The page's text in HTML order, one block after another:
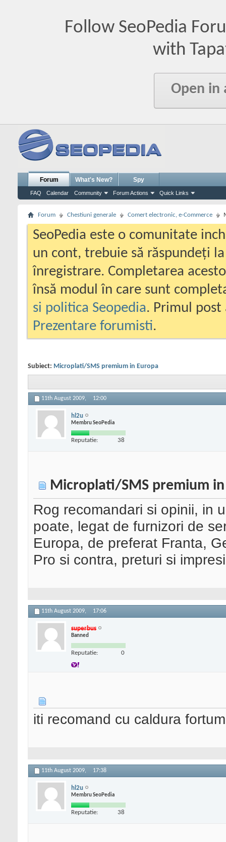
Follow SeoPedia
with
Open in
Forum
FAQ Calendar Community Forum Actions Quick Links
What's New? Spy
Forum Chestiuni generale Comert electronic, e-Commerce
SeoPedia este o comunitate
un cont, trebuie să răspundeți
înregistrare. Completarea
însă modul în care sunt
si politica Seopedia. Primul
Prezentare forumisti.
Subiect: Microplati/SMS premium in Europa
11th August 2009, 12:00
hl2u
Membru SeoPedia
Reputatie: 38
Microplati/SMS premium
Rog recomandari si opinii, in
poate, legat de furnizori de
Europa, de preferat Franta,
Pro si contra, preturi si
11th August 2009, 17:06
superbus
Banned
Reputatie: 0
iti recomand cu caldura
11th August 2009, 17:38
hl2u
Membru SeoPedia
Reputatie: 38